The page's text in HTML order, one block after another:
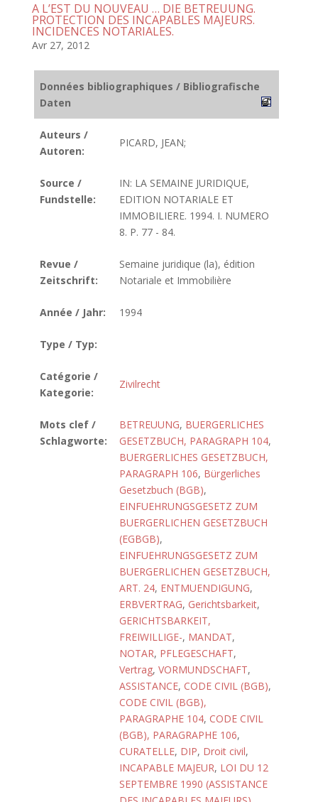
A L’EST DU NOUVEAU … DIE BETREUUNG.
PROTECTION DES INCAPABLES MAJEURS.
INCIDENCES NOTARIALES.
Avr 27, 2012
Données bibliographiques / Bibliografische
Daten
Auteurs /
Autoren:
PICARD, JEAN;
Source /
Fundstelle:
IN: LA SEMAINE JURIDIQUE,
EDITION NOTARIALE ET
IMMOBILIERE. 1994. I. NUMERO
8. P. 77 - 84.
Revue /
Zeitschrift:
Semaine juridique (la), édition
Notariale et Immobilière
Année / Jahr: 1994
Type / Typ:
Catégorie /
Kategorie:
Zivilrecht
Mots clef /
Schlagworte:
BETREUUNG, BUERGERLICHES
GESETZBUCH, PARAGRAPH 104,
BUERGERLICHES GESETZBUCH,
PARAGRAPH 106, Bürgerliches
Gesetzbuch (BGB),
EINFUEHRUNGSGESETZ ZUM
BUERGERLICHEN GESETZBUCH
(EGBGB),
EINFUEHRUNGSGESETZ ZUM
BUERGERLICHEN GESETZBUCH,
ART. 24, ENTMUENDIGUNG,
ERBVERTRAG, Gerichtsbarkeit,
GERICHTSBARKEIT,
FREIWILLIGE-, MANDAT,
NOTAR, PFLEGESCHAFT,
Vertrag, VORMUNDSCHAFT,
ASSISTANCE, CODE CIVIL (BGB),
CODE CIVIL (BGB),
PARAGRAPHE 104, CODE CIVIL
(BGB), PARAGRAPHE 106,
CURATELLE, DIP, Droit civil,
INCAPABLE MAJEUR, LOI DU 12
SEPTEMBRE 1990 (ASSISTANCE